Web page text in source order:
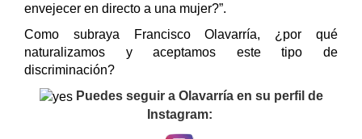
envejecer en directo a una mujer?”.
Como subraya Francisco Olavarría, ¿por qué
naturalizamos y aceptamos este tipo de
discriminación?
Puedes seguir a Olavarría en su perfil de
Instagram: